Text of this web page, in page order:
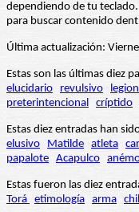
dependiendo de tu
para buscar contenido
Última actualización:
Estas son las últimas diez
elucidario
revulsivo
preterintencional críptido
Estas diez entradas han
elusivo
Matilde atleta
papalote Acapulco
Estas fueron las diez
Torá etimología arma